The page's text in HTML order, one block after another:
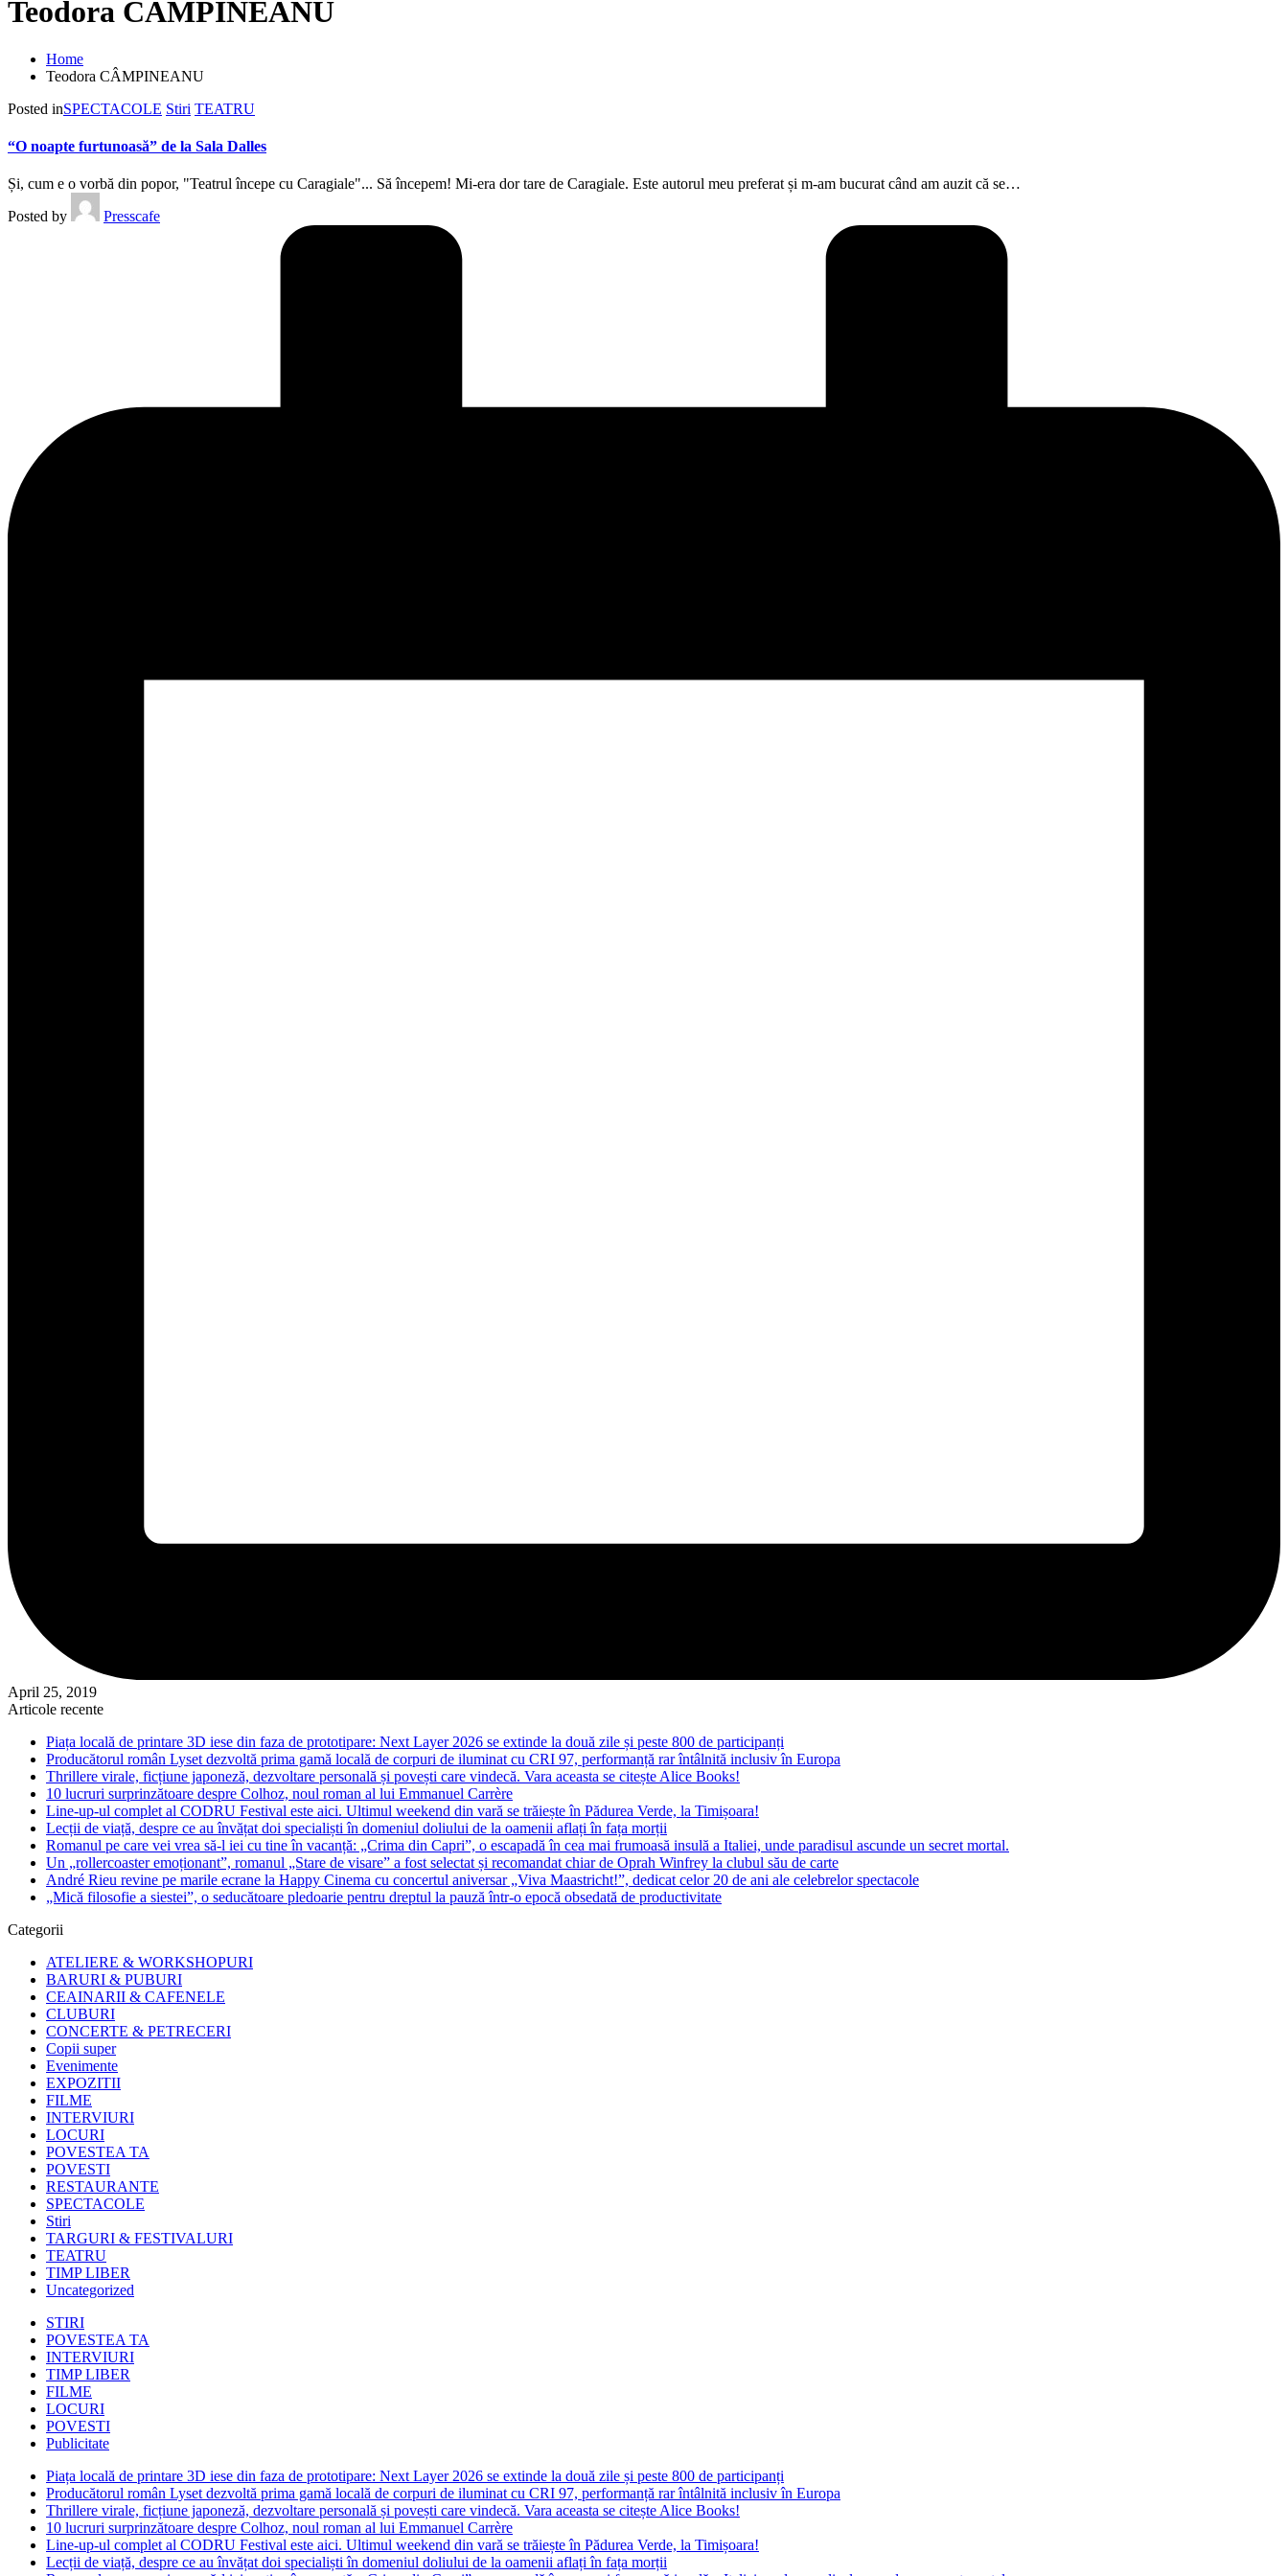
Teodora CÂMPINEANU
Home
Teodora CÂMPINEANU
Posted inSPECTACOLE Stiri TEATRU
“O noapte furtunoasă” de la Sala Dalles
Și, cum e o vorbă din popor, "Teatrul începe cu Caragiale"... Să începem! Mi-era dor tare de Caragiale. Este autorul meu preferat și m-am bucurat când am auzit că se…
Posted by
Presscafe
April 25, 2019
Articole recente
Piața locală de printare 3D iese din faza de prototipare: Next Layer 2026 se extinde la două zile și peste 800 de participanți
Producătorul român Lyset dezvoltă prima gamă locală de corpuri de iluminat cu CRI 97, performanță rar întâlnită inclusiv în Europa
Thrillere virale, ficțiune japoneză, dezvoltare personală și povești care vindecă. Vara aceasta se citește Alice Books!
10 lucruri surprinzătoare despre Colhoz, noul roman al lui Emmanuel Carrère
Line-up-ul complet al CODRU Festival este aici. Ultimul weekend din vară se trăiește în Pădurea Verde, la Timișoara!
Lecții de viață, despre ce au învățat doi specialiști în domeniul doliului de la oamenii aflați în fața morții
Romanul pe care vei vrea să-l iei cu tine în vacanță: „Crima din Capri”, o escapadă în cea mai frumoasă insulă a Italiei, unde paradisul ascunde un secret mortal.
Un „rollercoaster emoționant”, romanul „Stare de visare” a fost selectat și recomandat chiar de Oprah Winfrey la clubul său de carte
André Rieu revine pe marile ecrane la Happy Cinema cu concertul aniversar „Viva Maastricht!”, dedicat celor 20 de ani ale celebrelor spectacole
„Mică filosofie a siestei”, o seducătoare pledoarie pentru dreptul la pauză într-o epocă obsedată de productivitate
Categorii
ATELIERE & WORKSHOPURI
BARURI & PUBURI
CEAINARII & CAFENELE
CLUBURI
CONCERTE & PETRECERI
Copii super
Evenimente
EXPOZITII
FILME
INTERVIURI
LOCURI
POVESTEA TA
POVESTI
RESTAURANTE
SPECTACOLE
Stiri
TARGURI & FESTIVALURI
TEATRU
TIMP LIBER
Uncategorized
STIRI
POVESTEA TA
INTERVIURI
TIMP LIBER
FILME
LOCURI
POVESTI
Publicitate
Piața locală de printare 3D iese din faza de prototipare: Next Layer 2026 se extinde la două zile și peste 800 de participanți
Producătorul român Lyset dezvoltă prima gamă locală de corpuri de iluminat cu CRI 97, performanță rar întâlnită inclusiv în Europa
Thrillere virale, ficțiune japoneză, dezvoltare personală și povești care vindecă. Vara aceasta se citește Alice Books!
10 lucruri surprinzătoare despre Colhoz, noul roman al lui Emmanuel Carrère
Line-up-ul complet al CODRU Festival este aici. Ultimul weekend din vară se trăiește în Pădurea Verde, la Timișoara!
Lecții de viață, despre ce au învățat doi specialiști în domeniul doliului de la oamenii aflați în fața morții